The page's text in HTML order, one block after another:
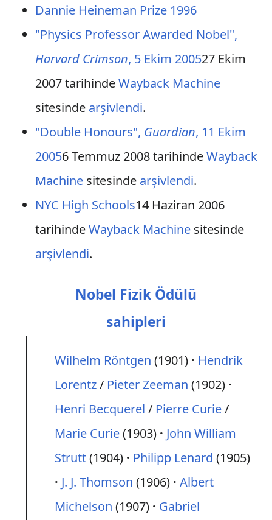
Dannie Heineman Prize 1996
"Physics Professor Awarded Nobel",
Harvard Crimson, 5 Ekim 200527 Ekim
2007 tarihindeWayback Machine
sitesinde arşivlendi.
"Double Honours", Guardian, 11 Ekim
20056 Temmuz 2008 tarihindeWayback
Machinesitesinde arşivlendi.
NYC High Schools14 Haziran 2006
tarihindeWayback Machinesitesinde
arşivlendi.
Nobel Fizik Ödülü
sahipleri
Wilhelm Röntgen (1901)
Hendrik
Lorentz/ Pieter Zeeman (1902)
Henri Becquerel / Pierre Curie/
Marie Curie(1903)
John William
Strutt(1904) Philipp Lenard (1905)
J. J. Thomson (1906) Albert
Michelson (1907)
Gabriel